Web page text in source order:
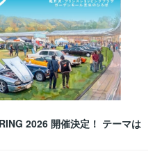
2026 開催決定！ テーマは